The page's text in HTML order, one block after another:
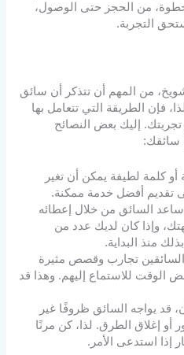
من الحجز حتى الوصول،
التجربة.
من المهم أن تتذكر أن سائق
فإن الطريقة التي تتعامل بها
إليك بعض النصائح
سائقك:
أو كلمة لطيفة يمكن أن تغير
تقديم أفضل خدمة ممكنة.
السائق من خلال إعطائه
وإذا كان لديك عدد من
منذ البداية.
تجارب وقصص مثيرة
الوقت للاستماع إليهم. وهذا قد
قد يواجه السائق ظروفًا غير
إغلاق الطرق. لذا، كن مرنًا
إذا استدعى الأمر.